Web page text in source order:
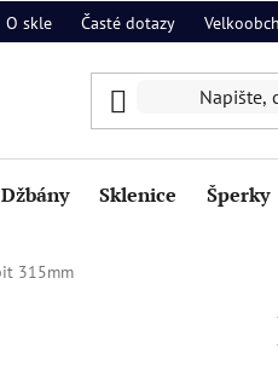
O skle Časté dotazy
Džbány Sklenice Šperky
315mm